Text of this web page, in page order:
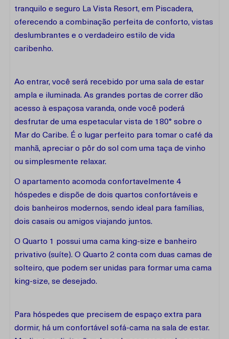
tranquilo e seguro La Vista Resort, em Piscadera,
oferecendo a combinação perfeita de conforto, vistas
deslumbrantes e o verdadeiro estilo de vida
caribenho.
Ao entrar, você será recebido por uma sala de estar
ampla e iluminada. As grandes portas de correr dão
acesso à espaçosa varanda, onde você poderá
desfrutar de uma espetacular vista de 180° sobre o
Mar do Caribe. É o lugar perfeito para tomar o café da
manhã, apreciar o pôr do sol com uma taça de vinho
ou simplesmente relaxar.
O apartamento acomoda confortavelmente 4
hóspedes e dispõe de dois quartos confortáveis e
dois banheiros modernos, sendo ideal para famílias,
dois casais ou amigos viajando juntos.
O Quarto 1 possui uma cama king-size e banheiro
privativo (suíte). O Quarto 2 conta com duas camas de
solteiro, que podem ser unidas para formar uma cama
king-size, se desejado.
Para hóspedes que precisem de espaço extra para
dormir, há um confortável sofá-cama na sala de estar.